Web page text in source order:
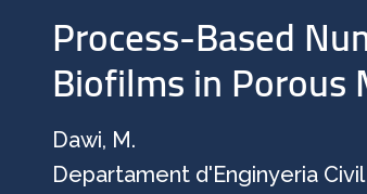
Process-Based
Biofilms in Porous
Dawi, M.
Departament d'Enginyeria